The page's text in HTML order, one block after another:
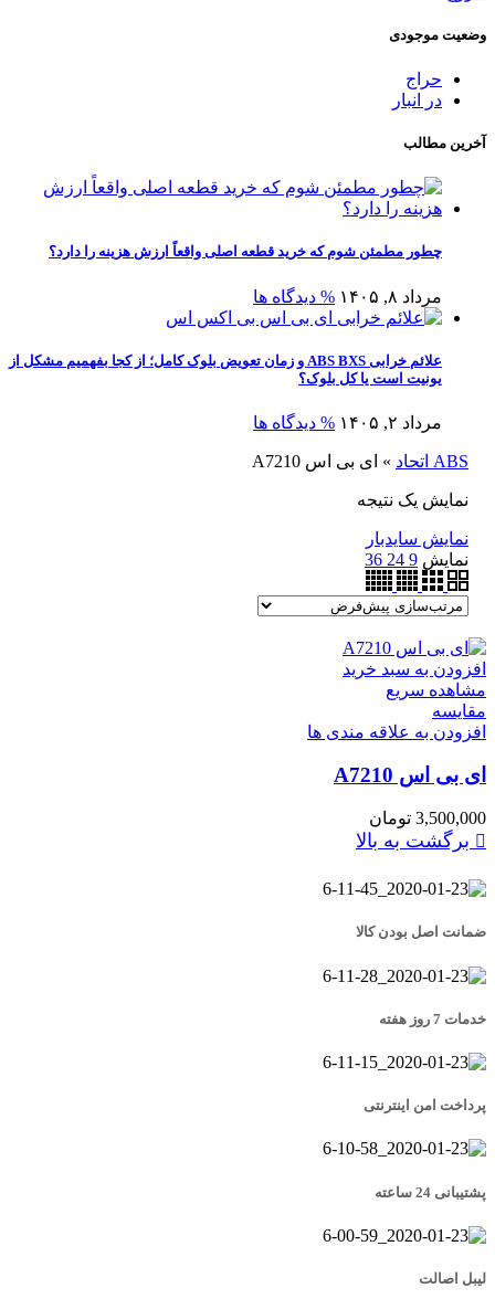
وضعیت موجودی
حراج
در انبار
آخرین مطالب
چطور مطمئن شوم که خرید قطعه اصلی واقعاً ارزش هزینه را دارد؟
مرداد ۸, ۱۴۰۵ % دیدگاه ها
علائم خرابی ABS BXS و زمان تعویض بلوک کامل؛ از کجا بفهمیم مشکل از
یونیت است یا کل بلوک؟
مرداد ۲, ۱۴۰۵ % دیدگاه ها
ABS اتحاد » ای بی اس A7210
نمایش یک نتیجه
نمایش سایدبار
نمایش 9
24
36
افزودن به سبد خرید
مشاهده سریع
مقایسه
افزودن به علاقه مندی ها
ای بی اس A7210
3,500,000 تومان
برگشت به بالا
ضمانت اصل بودن کالا
خدمات 7 روز هفته
پرداخت امن اینترنتی
پشتیبانی 24 ساعته
لیبل اصالت